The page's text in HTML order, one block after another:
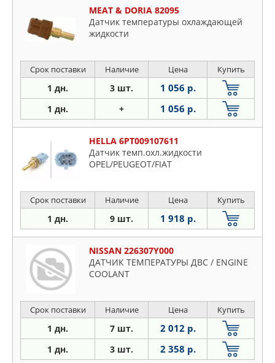
MEAT & DORIA 82095
Датчик температуры охлаждающей
жидкости
Срок поставки Наличие Цена Купить
1 дн. 3 шт. 1 056 р.
1 дн. + 1 056 р.
HELLA 6PT009107611
Датчик темп.охл.жидкости
OPEL/PEUGEOT/FIAT
Срок поставки Наличие Цена Купить
1 дн. 9 шт. 1 918 р.
NISSAN 226307Y000
ДАТЧИК ТЕМПЕРАТУРЫ ДВС / ENGINE
COOLANT
Срок поставки Наличие Цена Купить
1 дн. 7 шт. 2 012 р.
1 дн. 3 шт. 2 358 р.